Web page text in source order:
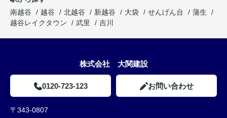
南越谷
越谷 北越谷 新越谷 大袋 せんげん台
蒲生
越谷レイクタウン
武里 吉川
株式会社 大関建設
0120-723-123 お問い合わせ
〒343-0807